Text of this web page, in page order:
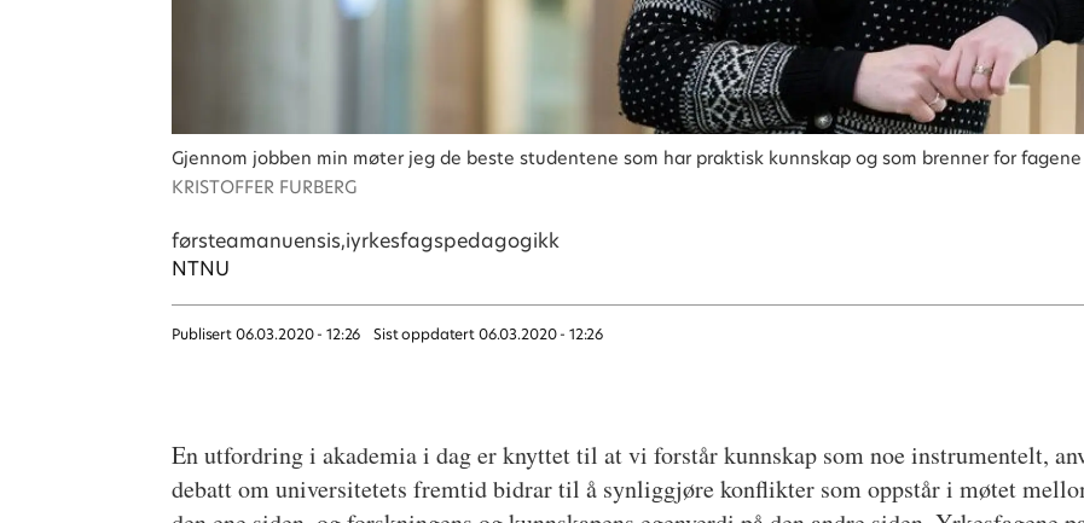
Gjennom jobben min møter jeg de beste studentene som har praktisk kunnskap og som brenner for
KRISTOFFER FURBERG
førsteamanuensis,iyrkesfagspedagogikk
NTNU
Publisert 06.03.2020 - 12:26 Sist oppdatert 06.03.2020 - 12:26
En utfordring i akademia i dag er knyttet til at vi forstår kunnskap som noe instrumentelt,
debatt om universitetets fremtid bidrar til å synliggjøre konflikter som oppstår i møtet